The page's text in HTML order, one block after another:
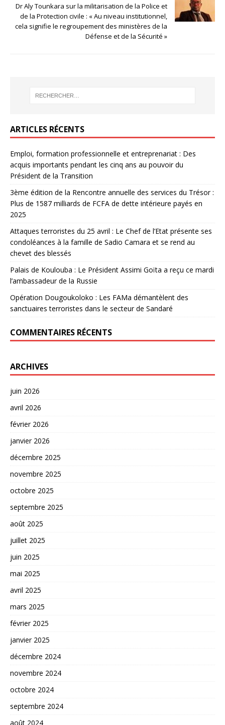
Dr Aly Tounkara sur la militarisation de la Police et
de la Protection civile : « Au niveau institutionnel,
cela signifie le regroupement des ministères de la
Défense et de la Sécurité »
ARTICLES RÉCENTS
Emploi, formation professionnelle et entreprenariat : Des
acquis importants pendant les cinq ans au pouvoir du
Président de la Transition
3ème édition de la Rencontre annuelle des services du Trésor :
Plus de 1587 milliards de FCFA de dette intérieure payés en
2025
Attaques terroristes du 25 avril : Le Chef de l’Etat présente ses
condoléances à la famille de Sadio Camara et se rend au
chevet des blessés
Palais de Koulouba : Le Président Assimi Goïta a reçu ce mardi
l’ambassadeur de la Russie
Opération Dougoukoloko : Les FAMa démantèlent des
sanctuaires terroristes dans le secteur de Sandaré
COMMENTAIRES RÉCENTS
ARCHIVES
juin 2026
avril 2026
février 2026
janvier 2026
décembre 2025
novembre 2025
octobre 2025
septembre 2025
août 2025
juillet 2025
juin 2025
mai 2025
avril 2025
mars 2025
février 2025
janvier 2025
décembre 2024
novembre 2024
octobre 2024
septembre 2024
août 2024